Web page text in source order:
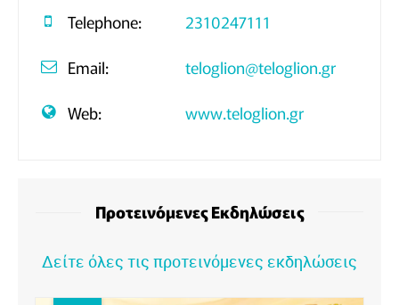
Telephone:
2310247111
Email:
teloglion@teloglion.gr
Web:
www.teloglion.gr
Προτεινόμενες Εκδηλώσεις
Δείτε όλες τις προτεινόμενες εκδηλώσεις